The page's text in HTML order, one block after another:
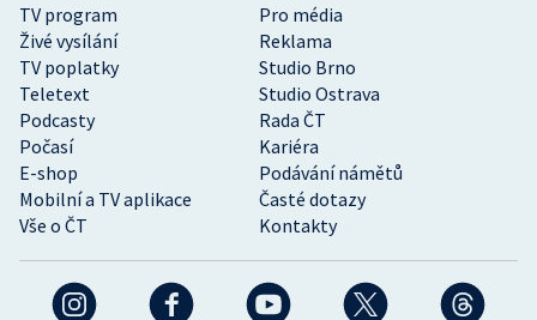
TV program
Pro média
Živé vysílání
Reklama
TV poplatky
Studio Brno
Teletext
Studio Ostrava
Podcasty
Rada ČT
Počasí
Kariéra
E-shop
Podávání námětů
Mobilní a TV aplikace
Časté dotazy
Vše o ČT
Kontakty